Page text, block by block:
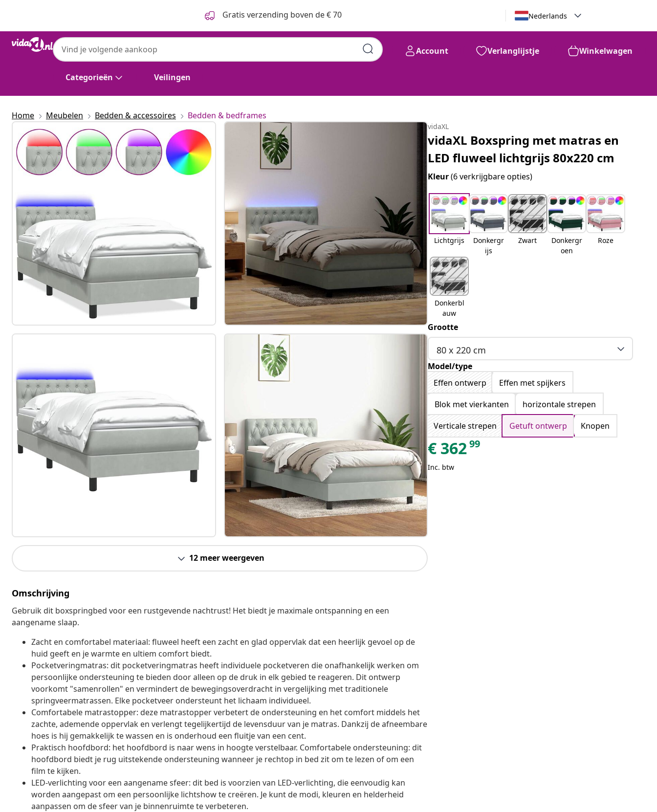
Gratis verzending boven de € 70 Nederlands
Categorieën Veilingen
Account Verlanglijstje Winkelwagen
Home Meubelen Bedden & accessoires Bedden & bedframes
12 meer weergeven
Omschrijving
Gebruik dit boxspringbed voor een rustgevende nachtrust! Het biedt je maximale ontspanning en een
aangename slaap.
Zacht en comfortabel materiaal: fluweel heeft een zacht en glad oppervlak dat een heerlijk gevoel op de
huid geeft en je warmte en ultiem comfort biedt.
Pocketveringmatras: dit pocketveringmatras heeft individuele pocketveren die onafhankelijk werken om
persoonlijke ondersteuning te bieden door alleen op de druk in elk gebied te reageren. Dit ontwerp
voorkomt "samenrollen" en vermindert de bewegingsoverdracht in vergelijking met traditionele
springveermatrassen. Elke pocketveer ondersteunt het lichaam individueel.
Comfortabele matrastopper: deze matrastopper verbetert de ondersteuning en het comfort middels het
zachte, ademende oppervlak en verlengt tegelijkertijd de levensduur van je matras. Dankzij de afneembare
hoes is hij gemakkelijk te wassen en is onderhoud een fluitje van een cent.
Praktisch hoofdbord: het hoofdbord is naar wens in hoogte verstelbaar. Comfortabele ondersteuning: dit
hoofdbord biedt je rug uitstekende ondersteuning wanneer je rechtop in bed zit om te lezen of om een
film te kijken.
LED-verlichting voor een aangename sfeer: dit bed is voorzien van LED-verlichting, die eenvoudig kan
worden aangepast om een persoonlijke lichtshow te creëren. Je kunt de modi, kleuren en helderheid
aanpassen om de sfeer van je binnenruimte te verbeteren.
vidaXL
vidaXL Boxspring met matras en
LED fluweel lichtgrijs 80x220 cm
Kleur(6 verkrijgbare opties)
Lichtgrijs
Donkergr
ijs
Zwart
Donkergr
oen
Roze
Donkerbl
auw
Grootte
80 x 220 cm
Model/type
Effen ontwerp
Effen met spijkers
Blok met vierkanten
horizontale strepen
Verticale strepen
Getuft ontwerp Knopen
€ 36299
Inc. btw